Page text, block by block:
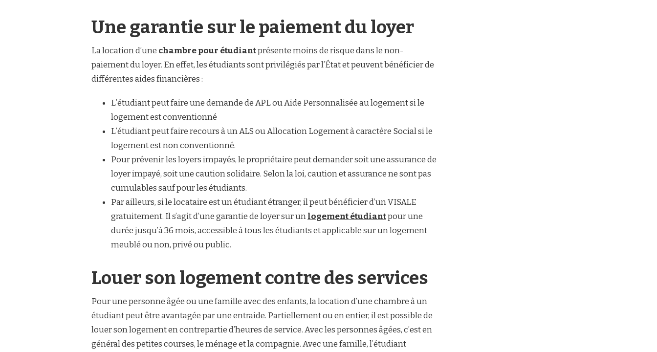
Une garantie sur le paiement du loyer
La location d’une chambre pour étudiantprésente moins de risque dans le non-
paiement du loyer. En effet, les étudiants sont privilégiés par l’État et peuvent bénéficier de
différentes aides financières :
L’étudiant peut faire une demande de APL ou Aide Personnalisée au logement si le
logement est conventionné
L’étudiant peut faire recours à un ALS ou Allocation Logement à caractère Social si le
logement est non conventionné.
Pour prévenir les loyers impayés, le propriétaire peut demander soit une assurance de
loyer impayé, soit une caution solidaire. Selon la loi, caution et assurance ne sont pas
cumulables sauf pour les étudiants.
Par ailleurs, si le locataire est un étudiant étranger, il peut bénéficier d’un VISALE
gratuitement. Il s’agit d’une garantie de loyer sur unlogement étudiantpour une
durée jusqu’à 36 mois, accessible à tous les étudiants et applicable sur un logement
meublé ou non, privé ou public.
Louer son logement contre des services
Pour une personne âgée ou une famille avec des enfants, la location d’une chambre à un
étudiant peut être avantagée par une entraide. Partiellement ou en entier, il est possible de
louer son logement en contrepartie d’heures de service. Avec les personnes âgées, c’est en
général des petites courses, le ménage et la compagnie. Avec une famille, l’étudiant